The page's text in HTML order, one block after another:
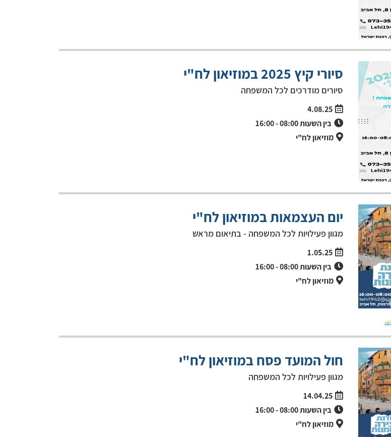
סיורי קיץ 2025 במוזיאון לח"י
סיורים מודרכים לכל המשפחה
4.08.25
בין השעות08:00
-
16:00
מוזיאון לח"י
יום העצמאות במוזיאון לח"י
מגוון פעילויות לכל המשפחה - בתיאום מראש
1.05.25
בין השעות08:00
-
16:00
מוזיאון לח"י
חול המועד פסח במוזיאון לח"י
מגוון פעילויות לכל המשפחה
14.04.25
בין השעות08:00
-
16:00
מוזיאון לח"י